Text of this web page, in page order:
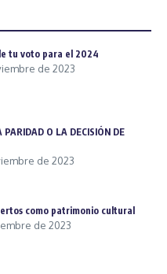
tu voto para el 2024
de 2023
PARIDAD O LA DECISIÓN DE
de 2023
como patrimonio cultural
de 2023